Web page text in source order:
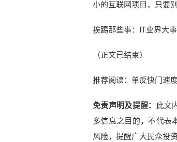
小的互联网项目，只要
挨踢那些事：IT业界大
（正文已结束）
推荐阅读： 单反快门速
免责声明及提醒：
此文
多信息之目的，不代表
风险，提醒广大民众投资